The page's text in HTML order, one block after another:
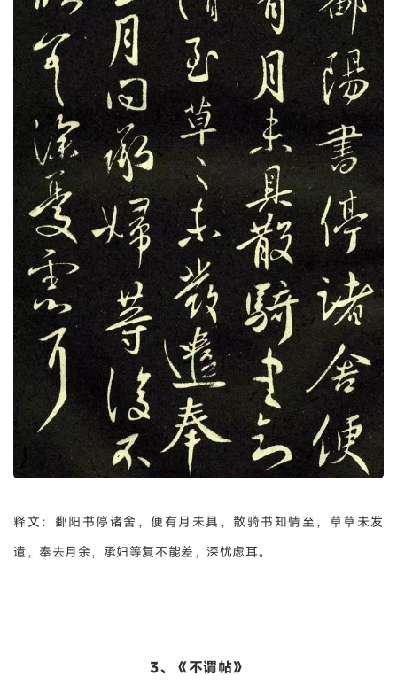
释文：鄱阳书停诸舍，便有月未具，散骑书知情至，草草未发
遣，奉去月余，承妇等复不能差，深忧虑耳。
3、《不谓帖》